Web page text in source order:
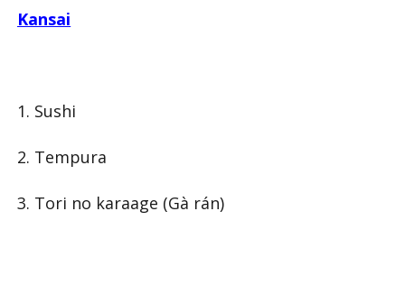
Kansai
1. Sushi
2. Tempura
3. Tori no karaage (Gà rán)